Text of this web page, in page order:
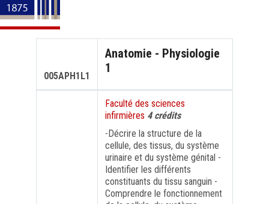
ADMISSION
RECHERCHE
INTERNATIONAL
FORMATION PROFESSIONNELLE
005APH1L1
Anatomie - Physiologie
1
Faculté des sciences
infirmières 4 crédits
-Décrire la structure de la
cellule, des tissus, du système
urinaire et du système génital -
Identifier les différents
constituants du tissu sanguin -
Comprendre le fonctionnement